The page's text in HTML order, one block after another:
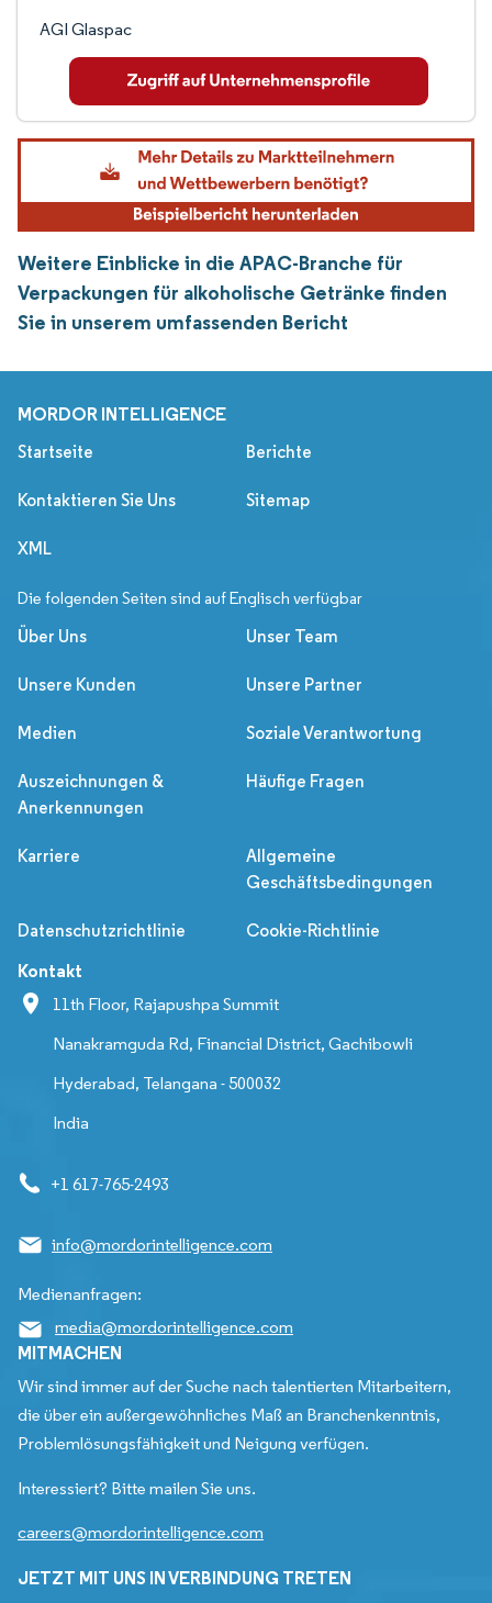
AGI Glaspac
Weitere Einblicke in die APAC-Branche für
Verpackungen für alkoholische Getränke finden
Sie in unserem umfassenden Bericht
MORDOR INTELLIGENCE
Startseite Berichte
Kontaktieren Sie Uns Sitemap
XML
Die folgenden Seiten sind auf Englisch verfügbar
Über Uns Unser Team
Unsere Kunden Unsere Partner
Medien Soziale Verantwortung
Auszeichnungen &
Anerkennungen
Häufige Fragen
Karriere
Allgemeine
Geschäftsbedingungen
Datenschutzrichtlinie Cookie-Richtlinie
Kontakt
11th Floor, Rajapushpa Summit
Nanakramguda Rd, Financial District, Gachibowli
Hyderabad, Telangana - 500032
India
+1 617-765-2493
info@mordorintelligence.com
Medienanfragen:
media@mordorintelligence.com
MITMACHEN
Wir sind immer auf der Suche nach talentierten Mitarbeitern,
die über ein außergewöhnliches Maß an Branchenkenntnis,
Problemlösungsfähigkeit und Neigung verfügen.
Interessiert? Bitte mailen Sie uns.
careers@mordorintelligence.com
JETZT MIT UNS IN VERBINDUNG TRETEN